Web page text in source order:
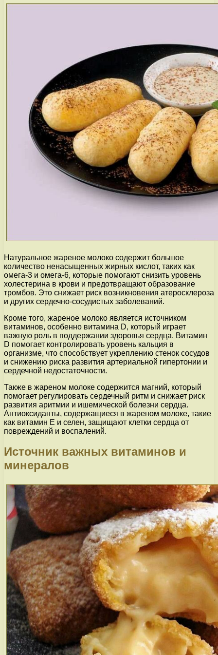
Натуральное жареное молоко содержит большое
количество ненасыщенных жирных кислот, таких как
омега-3 и омега-6, которые помогают снизить уровень
холестерина в крови и предотвращают образование
тромбов. Это снижает риск возникновения атеросклероза
и других сердечно-сосудистых заболеваний.
Кроме того, жареное молоко является источником
витаминов, особенно витамина D, который играет
важную роль в поддержании здоровья сердца. Витамин
D помогает контролировать уровень кальция в
организме, что способствует укреплению стенок сосудов
и снижению риска развития артериальной гипертонии и
сердечной недостаточности.
Также в жареном молоке содержится магний, который
помогает регулировать сердечный ритм и снижает риск
развития аритмии и ишемической болезни сердца.
Антиоксиданты, содержащиеся в жареном молоке, такие
как витамин Е и селен, защищают клетки сердца от
повреждений и воспалений.
Источник важных витаминов и
минералов